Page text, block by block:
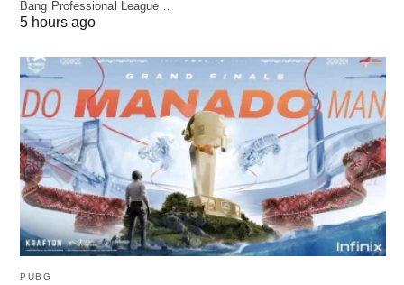
Bang Professional League…
5 hours ago
PUBG